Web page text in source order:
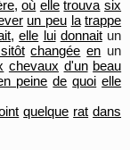
où elle trouva six
un peu la trappe
elle lui donnait un
changée en un
chevaux d'un beau
peine de quoi elle
quelque rat dans